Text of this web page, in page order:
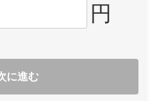
円
に進む